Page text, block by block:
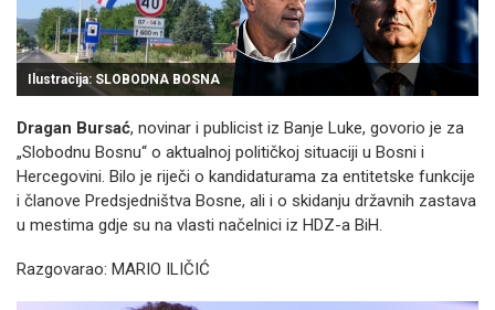
Ilustracija: SLOBODNA BOSNA
Dragan Bursać, novinar i publicist iz Banje Luke, govorio je za
„Slobodnu Bosnu“ o aktualnoj političkoj situaciji u Bosni i
Hercegovini. Bilo je riječi o kandidaturama za entitetske funkcije
i članove Predsjedništva Bosne, ali i o skidanju državnih zastava
u mestima gdje su na vlasti načelnici iz HDZ-a BiH.
Razgovarao: MARIO ILIČIĆ